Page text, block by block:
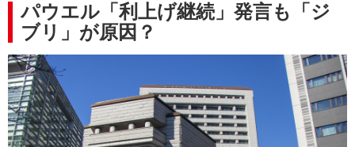
パウエル「利上げ継続」発言も「ジ
ブリ」が原因？